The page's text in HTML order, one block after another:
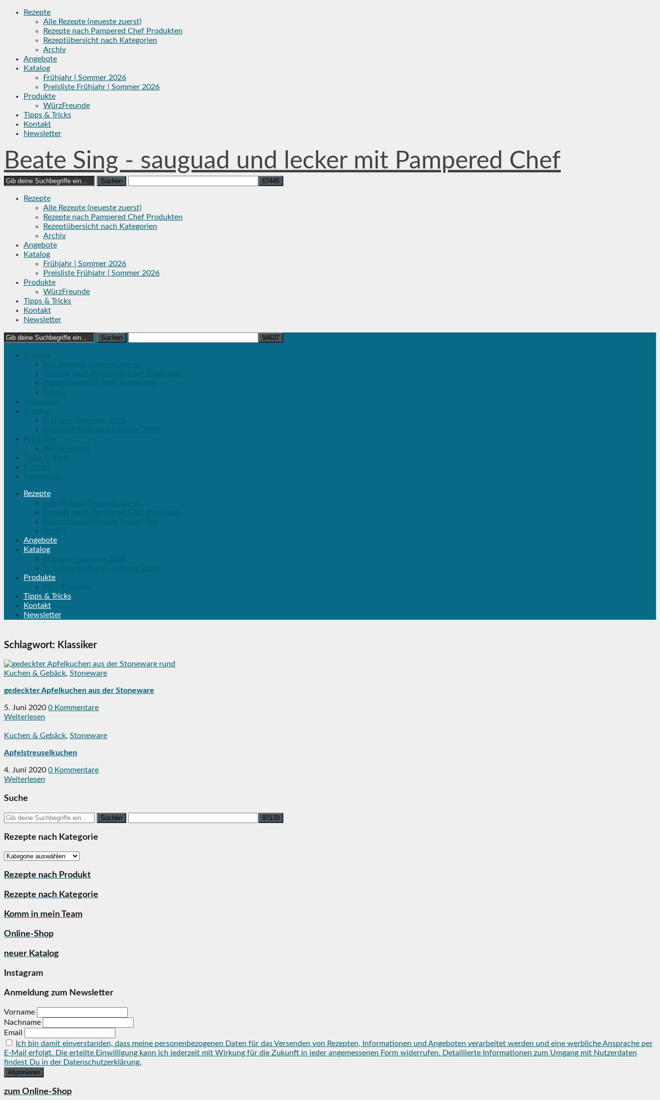
Skip
Rezepte
Alle Rezepte (neueste zuerst)
Rezepte nach Pampered Chef Produkten
Rezeptübersicht nach Kategorien
Archiv
Angebote
Katalog
Frühjahr | Sommer 2026
Preisliste Frühjahr | Sommer 2026
Produkte
WürzFreunde
Tipps & Tricks
Kontakt
Newsletter
Beate Sing - sauguad und lecker mit Pampered Chef
Search
Rezepte
Alle Rezepte (neueste zuerst)
Rezepte nach Pampered Chef Produkten
Rezeptübersicht nach Kategorien
Archiv
Angebote
Katalog
Frühjahr | Sommer 2026
Preisliste Frühjahr | Sommer 2026
Produkte
WürzFreunde
Tipps & Tricks
Kontakt
Newsletter
Search
Rezepte
Angebote
Katalog
Produkte
Tipps & Tricks
Kontakt
Newsletter
Schlagwort: Klassiker
Kuchen & Gebäck, Stoneware
gedeckter Apfelkuchen aus der Stoneware
5. Juni 2020 0 Kommentare
Weiterlesen
Kuchen & Gebäck, Stoneware
Apfelstreuselkuchen
4. Juni 2020 0 Kommentare
Weiterlesen
Suche
Search
for:
Rezepte nach Kategorie
Rezepte
Kategorie
Rezepte nach Produkt
Rezepte nach Kategorie
Komm in mein Team
Online-Shop
neuer Katalog
Instagram
Anmeldung zum Newsletter
Vorname
Nachname
Email
Ich bin damit einverstanden, dass meine personenbezogenen Daten für das Versenden von Rezepten, Informationen und Angeboten verarbeitet werden und eine werbliche Ansprache per
E-Mail erfolgt. Die erteilte Einwilligung kann ich jederzeit mit Wirkung für die Zukunft in jeder angemessenen Form widerrufen. Detaillierte Informationen zum Umgang mit Nutzerdaten
findest Du in der Datenschutzerklärung.
zum Online-Shop